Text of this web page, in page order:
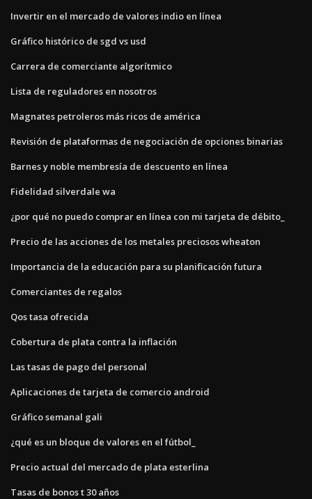
Invertir en el mercado de valores indio en línea
Gráfico histórico de sgd vs usd
Carrera de comerciante algorítmico
Lista de reguladores en nosotros
Magnates petroleros más ricos de américa
Revisión de plataformas de negociación de opciones binarias
Barnes y noble membresía de descuento en línea
Fidelidad silverdale wa
¿por qué no puedo comprar en línea con mi tarjeta de débito_
Precio de las acciones de los metales preciosos wheaton
Importancia de la educación para su planificación futura
Comerciantes de regalos
Qos tasa ofrecida
Cobertura de plata contra la inflación
Las tasas de pago del personal
Aplicaciones de tarjeta de comercio android
Gráfico semanal gali
¿qué es un bloque de valores en el fútbol_
Precio actual del mercado de plata esterlina
Tasas de bonos t 30 años